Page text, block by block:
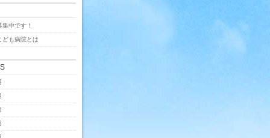
中です！
ども病院とは